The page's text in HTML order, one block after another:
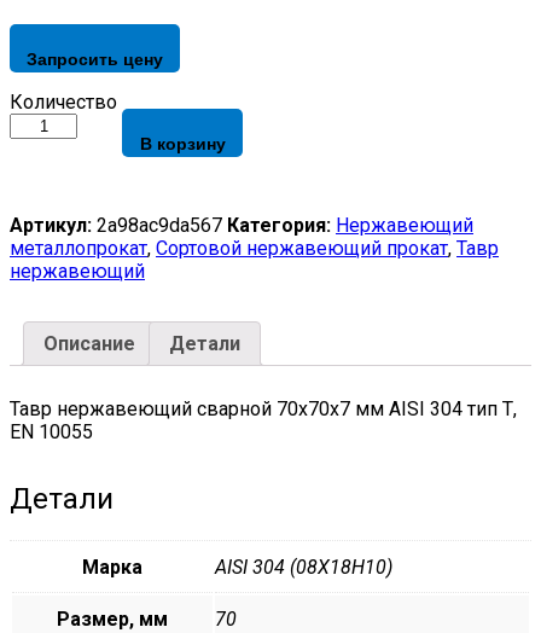
Запросить цену
Тавр
нержавеющий
AISI
304
тип
Т,
10055
quantity
Количество
В корзину
Артикул: 2a98ac9da567 Категория: Нержавеющий
металлопрокат, Сортовой нержавеющий прокат, Тавр
нержавеющий
Описание Детали
Тавр нержавеющий сварной 70х70х7 мм AISI 304 тип Т,
EN 10055
Детали
Марка AISI 304 (08Х18Н10)
Размер, мм 70